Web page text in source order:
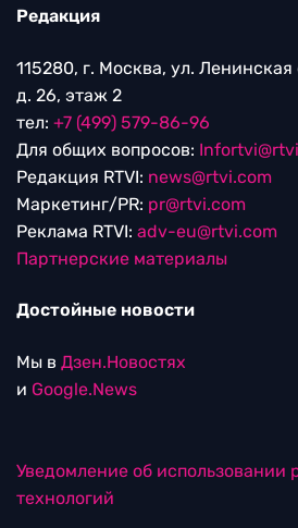
Редакция
115280, г. Москва, ул. Ленинская
д. 26, этаж 2
тел: +7 (499) 579-86-96
Для общих вопросов:
Редакция RTVI: news@rtvi.com
Маркетинг/PR: pr@rtvi.com
Реклама RTVI: adv-eu@rtvi.com
Партнерские материалы
Достойные новости
Мы в Дзен.Новостях
и Google.News
Уведомление об использовании
технологий